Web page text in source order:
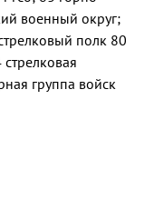
военный округ;
полк 80
группа войск